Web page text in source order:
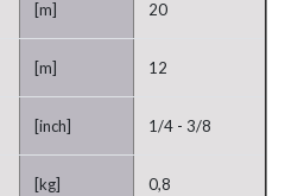
[m] 20
[m] 12
[inch] 1/4 - 3/8
[kg] 0,8